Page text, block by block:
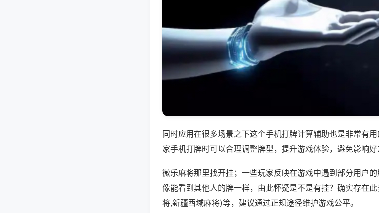
同时应用在很多场景之下这个手机打牌计算辅助也是非常有
家手机打牌时可以合理调整牌型，提升游戏体验，避免影响好
微乐麻将那里找开挂；一些玩家反映在游戏中遇到部分用户
像能看到其他人的牌一样，由此怀疑是不是有挂？确实存在
将,新疆西域麻将)等，建议通过正规途径维护游戏公平。